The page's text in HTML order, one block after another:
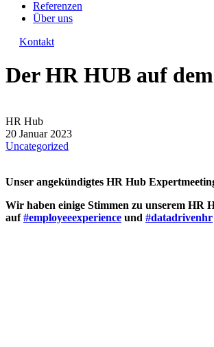
Referenzen
Über uns
Kontakt
Der HR HUB auf
HR Hub
20 Januar 2023
Uncategorized
Unser angekündigtes HR Hub
Wir haben einige Stimmen zu unserem HR
auf#employeeexperience und #datadrivenhr